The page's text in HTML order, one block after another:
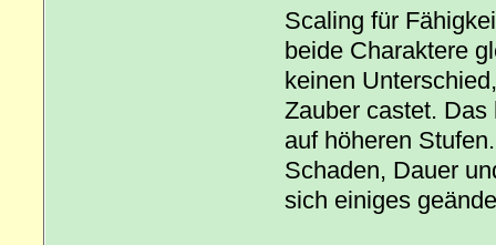
Scaling für
beide Charaktere
keinen
Zauber castet.
auf höheren
Schaden, Dauer
sich einiges